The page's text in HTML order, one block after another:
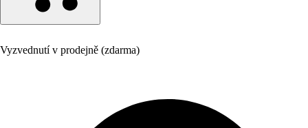
Vyzvednutí v prodejně (zdarma)